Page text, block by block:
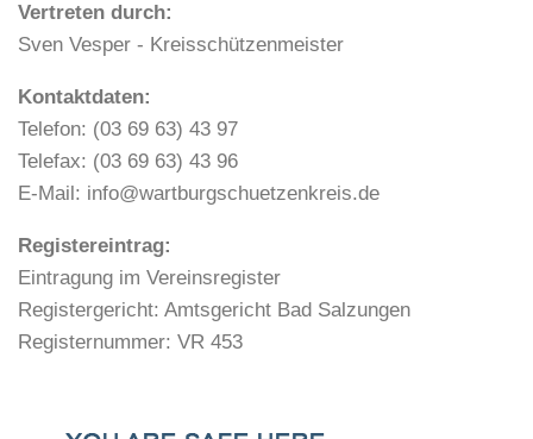
Vertreten durch:
Sven Vesper - Kreisschützenmeister
Kontaktdaten:
Telefon: (03 69 63) 43 97
Telefax: (03 69 63) 43 96
E-Mail: info@wartburgschuetzenkreis.de
Registereintrag:
Eintragung im Vereinsregister
Registergericht: Amtsgericht Bad Salzungen
Registernummer: VR 453